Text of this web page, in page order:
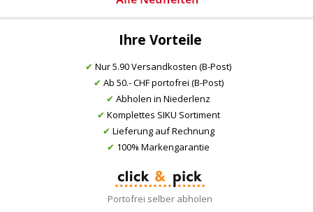
Ihre Vorteile
✔ Nur 5.90 Versandkosten (B-Post)
✔ Ab 50.- CHF portofrei (B-Post)
✔ Abholen in Niederlenz
✔ Komplettes SIKU Sortiment
✔ Lieferung auf Rechnung
✔ 100% Markengarantie
Portofrei selber abholen